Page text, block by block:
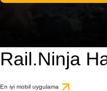
Rail.Ninja
En iyi mobil uygulama